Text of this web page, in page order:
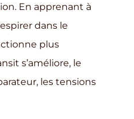
En apprenant à
dans le
plus
s’améliore, le
les tensions